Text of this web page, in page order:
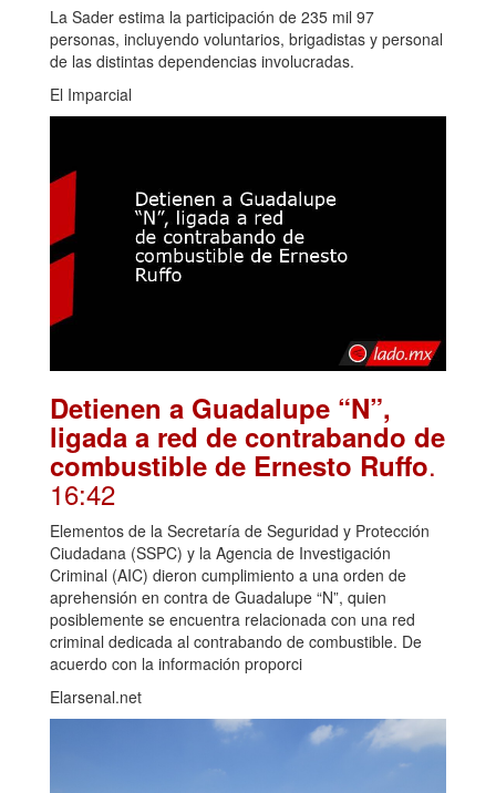
La Sader estima la participación de 235 mil 97
personas, incluyendo voluntarios, brigadistas y personal
de las distintas dependencias involucradas.
El Imparcial
Detienen a Guadalupe “N”,
ligada a red de contrabando de
combustible de Ernesto Ruffo.
16:42
Elementos de la Secretaría de Seguridad y Protección
Ciudadana (SSPC) y la Agencia de Investigación
Criminal (AIC) dieron cumplimiento a una orden de
aprehensión en contra de Guadalupe “N”, quien
posiblemente se encuentra relacionada con una red
criminal dedicada al contrabando de combustible. De
acuerdo con la información proporci
Elarsenal.net